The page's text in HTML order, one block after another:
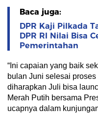
Baca juga:
DPR Kaji Pilkada
DPR RI Nilai Bisa
Pemerintahan
“Ini capaian yang baik
bulan Juni selesai
diharapkan Juli bisa
Merah Putih bersama
ucapnya dalam